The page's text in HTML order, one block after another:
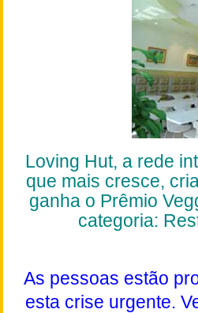
Loving Hut, a rede
que mais cresce,
ganha o Prêmio
categoria:
As pessoas estão
esta crise urgente.